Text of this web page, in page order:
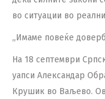
во ситуации во
„Имаме повеќе
На 18 септември
уапси Александар
Крушик во Ваљево.